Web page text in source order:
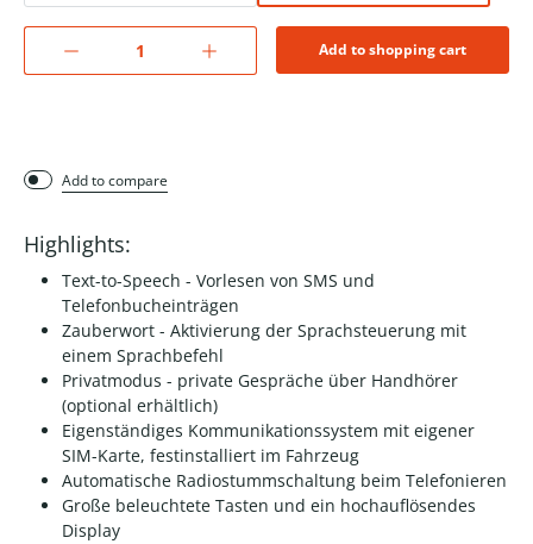
Add to shopping cart
Add to compare
Highlights:
Text-to-Speech - Vorlesen von SMS und
Telefonbucheinträgen
Zauberwort - Aktivierung der Sprachsteuerung mit
einem Sprachbefehl
Privatmodus - private Gespräche über Handhörer
(optional erhältlich)
Eigenständiges Kommunikationssystem mit eigener
SIM-Karte, festinstalliert im Fahrzeug
Automatische Radiostummschaltung beim Telefonieren
Große beleuchtete Tasten und ein hochauflösendes
Display